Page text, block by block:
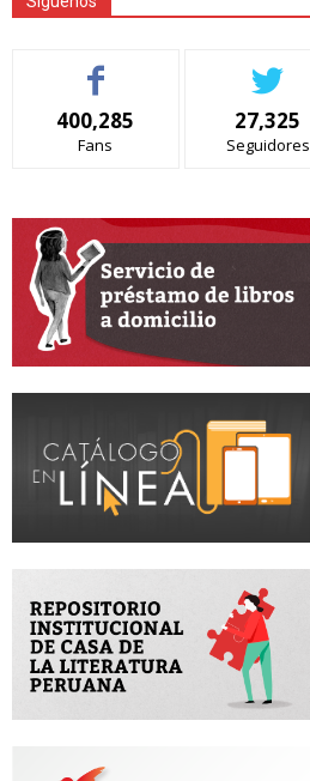
400,285
Fans
27,325
Seguidores